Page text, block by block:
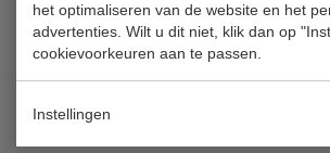
het optimaliseren van de website en het
advertenties. Wilt u dit niet, klik dan op
cookievoorkeuren aan te passen.
Instellingen
Rooster +
Rooster + houders
€ 65,00
Product